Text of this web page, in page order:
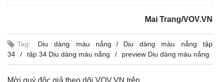
Mai Trang/VOV.VN
Tag: Dịu dàng màu nắng
Dịu dàng màu nắng tập
34
tập 34 Dịu dàng màu nắng preview Dịu dàng màu nắng